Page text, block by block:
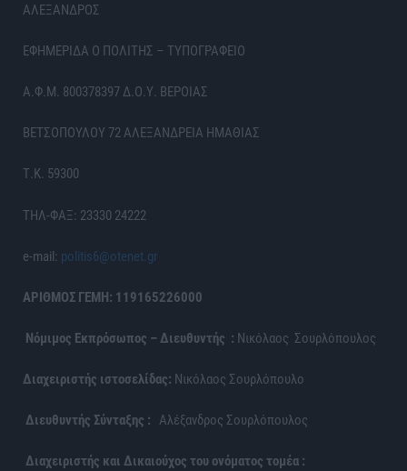
ΑΛΕΞΑΝΔΡΟΣ
ΕΦΗΜΕΡΙΔΑ Ο ΠΟΛΙΤΗΣ – ΤΥΠΟΓΡΑΦΕΙΟ
Α.Φ.Μ. 800378397 Δ.Ο.Υ. ΒΕΡΟΙΑΣ
ΒΕΤΣΟΠΟΥΛΟΥ 72 ΑΛΕΞΑΝΔΡΕΙΑ ΗΜΑΘΙΑΣ
Τ.Κ. 59300
ΤΗΛ-ΦΑΞ: 23330 24222
e-mail: politis6@otenet.gr
ΑΡΙΘΜΟΣ ΓΕΜΗ: 119165226000
Νόμιμος Εκπρόσωπος – Διευθυντής : Νικόλαος Σουρλόπουλος
Διαχειριστής ιστοσελίδας: Νικόλαος Σουρλόπουλο
Διευθυντής Σύνταξης : Αλέξανδρος Σουρλόπουλος
Διαχειριστής και Δικαιούχος του ονόματος τομέα :